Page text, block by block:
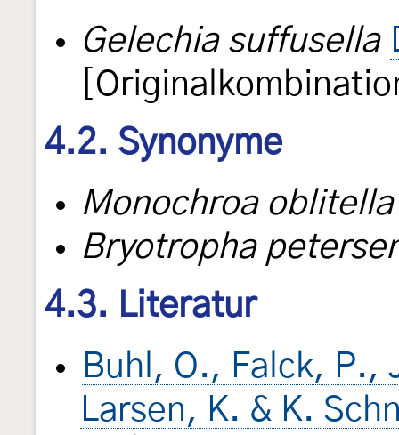
Gelechia suffusella
4.2. Synonyme
Monochroa oblitella
Bryotropha
4.3. Literatur
Buhl, O., Falck, P.,
Larsen, K. & K.